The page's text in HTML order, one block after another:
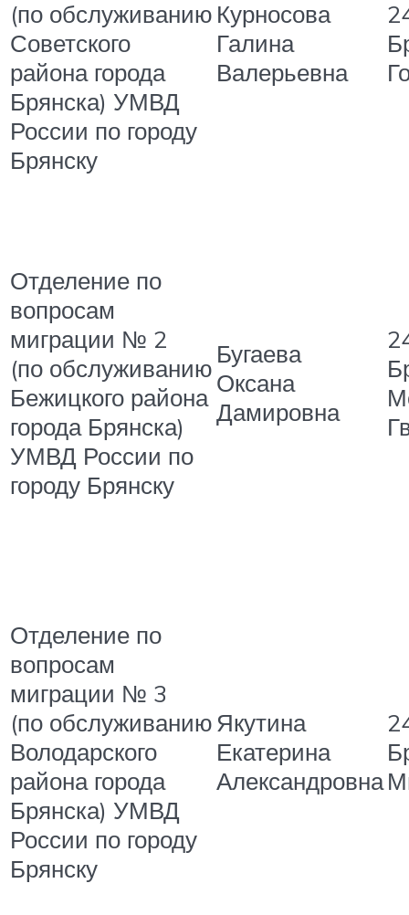
(по обслуживанию
Советского
района города
Брянска) УМВД
России по городу
Брянску
Курносова
Галина
Валерьевна
Отделение по
вопросам
миграции № 2
(по обслуживанию
Бежицкого района
города Брянска)
УМВД России по
городу Брянску
Бугаева
Оксана
Дамировна
Отделение по
вопросам
миграции № 3
(по обслуживанию
Володарского
района города
Брянска) УМВД
России по городу
Брянску
Якутина
Екатерина
Александровна